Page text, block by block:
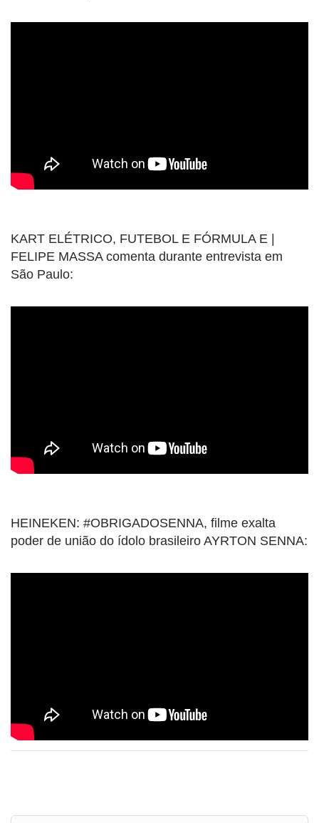
KART ELÉTRICO, FUTEBOL E FÓRMULA E |
FELIPE MASSA comenta durante entrevista em
São Paulo:
HEINEKEN: #OBRIGADOSENNA, filme exalta
poder de união do ídolo brasileiro AYRTON SENNA: